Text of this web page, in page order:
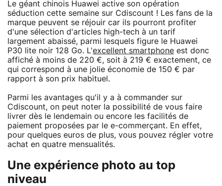
Le géant chinois Huawei active son opération
séduction cette semaine sur Cdiscount ! Les fans de la
marque peuvent se réjouir car ils pourront profiter
d'une sélection d'articles high-tech à un tarif
largement abaissé, parmi lesquels figure le Huawei
P30 lite noir 128 Go. L'excellent smartphone est donc
affiché à moins de 220 €, soit à 219 € exactement, ce
qui correspond à une jolie économie de 150 € par
rapport à son prix habituel.
Parmi les avantages qu'il y a à commander sur
Cdiscount, on peut noter la possibilité de vous faire
livrer dès le lendemain ou encore les facilités de
paiement proposées par le e-commerçant. En effet,
pour quelques euros de plus, vous pouvez régler votre
achat en quatre mensualités.
Une expérience photo au top
niveau